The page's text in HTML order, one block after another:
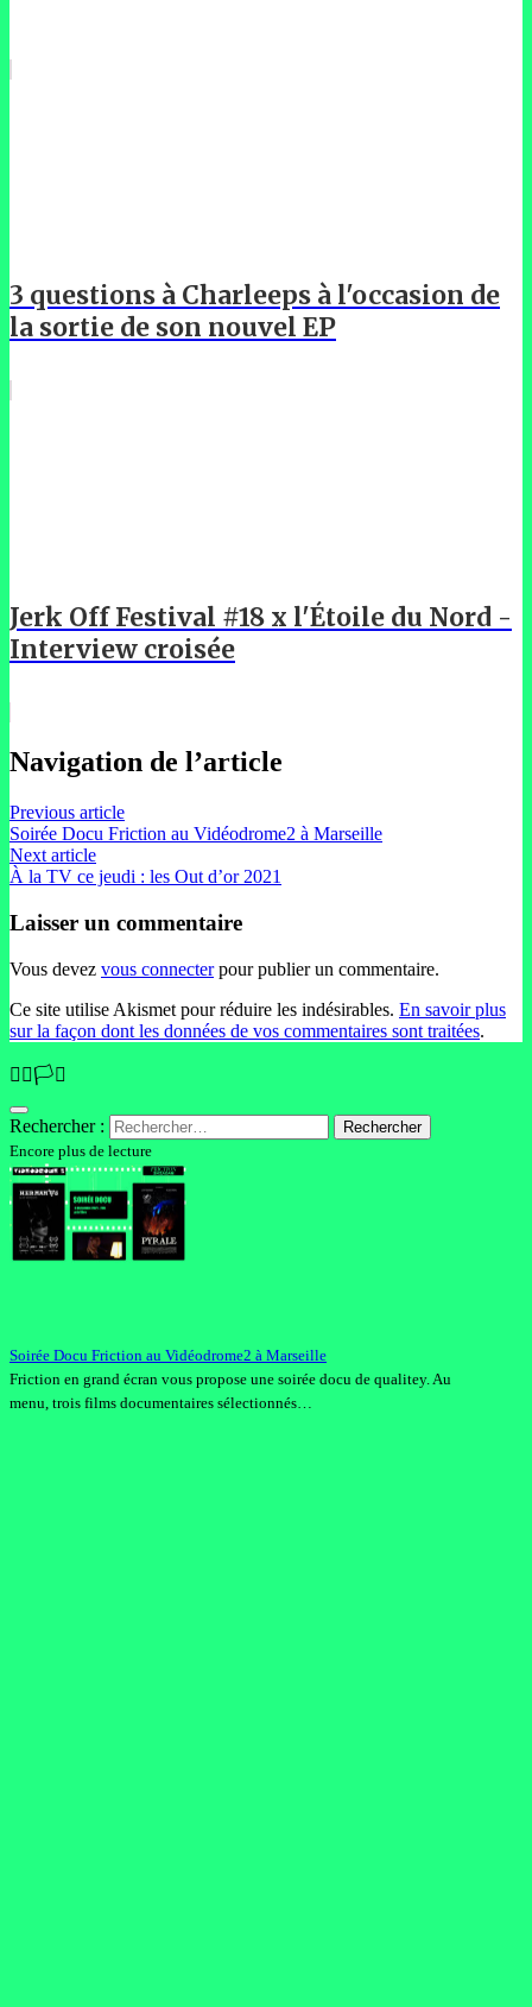
3 questions à Charleeps à l'occasion de
la sortie de son nouvel EP
Jerk Off Festival #18 x l'Étoile du Nord -
Interview croisée
Navigation de l’article
Previous article
Soirée Docu Friction au Vidéodrome2 à Marseille
Next article
À la TV ce jeudi : les Out d’or 2021
Laisser un commentaire
Vous devez vous connecterpour publier un commentaire.
Ce site utilise Akismet pour réduire les indésirables. En savoir plus
sur la façon dont les données de vos commentaires sont traitées.
🏳️‍🌈🏳️‍⚧️
Rechercher :
Encore plus de lecture
Soirée Docu Friction au Vidéodrome2 à Marseille
Friction en grand écran vous propose une soirée docu de qualitey. Au
menu, trois films documentaires sélectionnés…